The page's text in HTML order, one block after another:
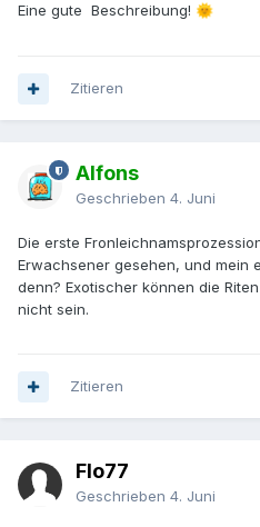
Eine gute Beschreibung! 🌞
Zitieren
Alfons
Geschrieben 4. Juni
Die erste
Erwachsener gesehen, und mein
denn? Exotischer können die
nicht sein.
Zitieren
Flo77
Geschrieben 4. Juni